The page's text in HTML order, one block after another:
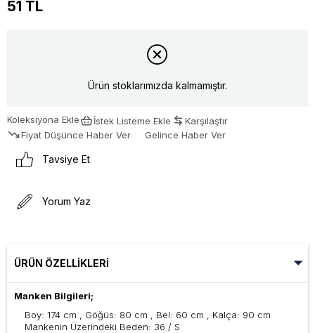
51 TL
Ürün stoklarımızda kalmamıştır.
Koleksiyona Ekle İstek Listeme Ekle
Karşılaştır
Fiyat Düşünce Haber Ver
Gelince Haber Ver
Tavsiye Et
Yorum Yaz
ÜRÜN ÖZELLIKLERI
Manken Bilgileri;
Boy: 174 cm , Göğüs: 80 cm , Bel: 60 cm , Kalça: 90 cm
Mankenin Üzerindeki Beden: 36 / S